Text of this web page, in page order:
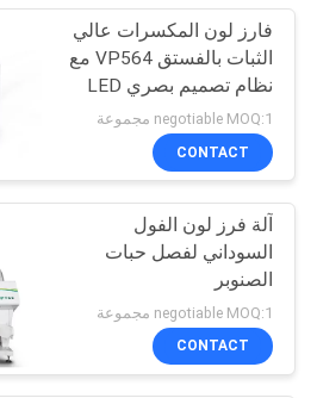
فارز لون
39
فارز لون
63
فارز لون المكسرات عالي
الثبات بالفستق VP564 مع
نظام تصميم بصري LED
negotiable MOQ:1 مجموعة
CONTACT
آلة فرز لون الفول
السوداني لفصل حبات
الصنوبر
negotiable MOQ:1 مجموعة
CONTACT